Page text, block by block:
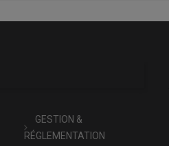
GESTION &
RÉGLEMENTATION